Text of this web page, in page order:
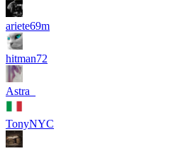
ariete69m
hitman72
Astra_
TonyNYC